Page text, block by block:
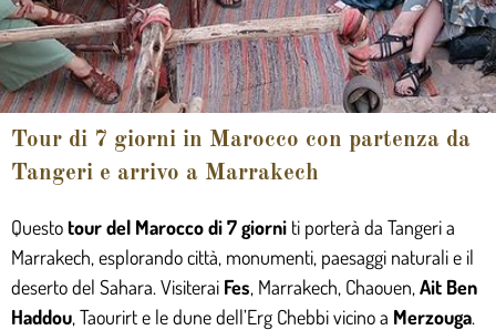
Tour di 7 giorni in Marocco con partenza da
Tangeri e arrivo a Marrakech
Questotour del Marocco di 7 giorni ti porterà da Tangeri a
Marrakech, esplorando città, monumenti, paesaggi naturali e il
deserto del Sahara. Visiterai Fes, Marrakech, Chaouen, Ait Ben
Haddou, Taourirt e le dune dell’Erg Chebbi vicino a Merzouga.